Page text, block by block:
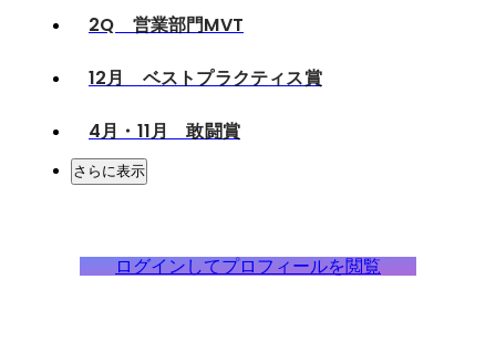
2Q 営業部門MVT
12月 ベストプラクティス賞
4月・11月 敢闘賞
さらに表示
ログインしてプロフィールを閲覧